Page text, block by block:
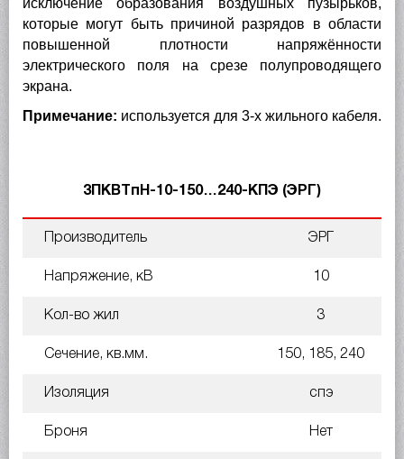
которые могут быть причиной разрядов в области
повышенной плотности напряжённости
электрического поля на срезе полупроводящего
экрана.
Примечание: используется для 3-х жильного кабеля.
3ПКВТпН-10-150…240-КПЭ (ЭРГ)
Производитель ЭРГ
Напряжение, кВ 10
Кол-во жил 3
Сечение, кв.мм. 150, 185, 240
Изоляция спэ
Броня Нет